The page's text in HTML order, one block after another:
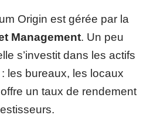
Origin est gérée par la
Management. Un peu
s’investit dans les actifs
les bureaux, les locaux
un taux de rendement